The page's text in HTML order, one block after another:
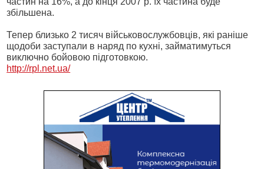
збільшена.
Тепер близько 2 тисяч військовослужбовців, які раніше
щодоби заступали в наряд по кухні, займатимуться
виключно бойовою підготовкою.
http://rpl.net.ua/